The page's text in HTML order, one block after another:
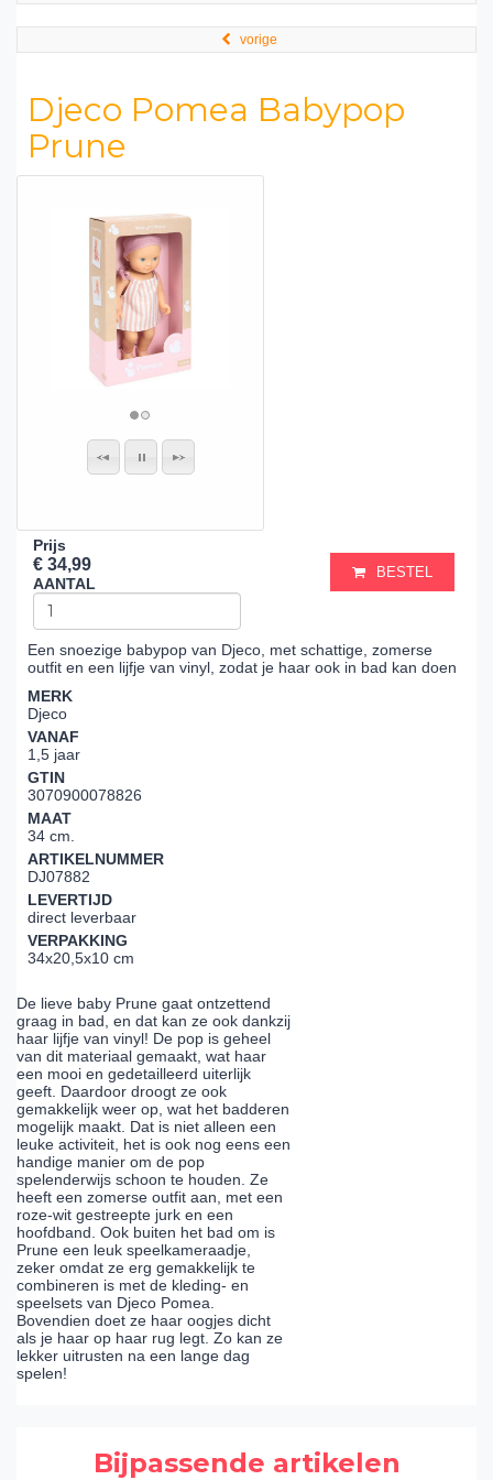
vorige
Djeco Pomea Babypop
Prune
Prijs
€ 34,99
AANTAL
BESTEL
Een snoezige babypop van Djeco, met schattige, zomerse
outfit en een lijfje van vinyl, zodat je haar ook in bad kan doen
MERK
Djeco
VANAF
1,5 jaar
GTIN
3070900078826
MAAT
34 cm.
ARTIKELNUMMER
DJ07882
LEVERTIJD
direct leverbaar
VERPAKKING
34x20,5x10 cm
De lieve baby Prune gaat ontzettend
graag in bad, en dat kan ze ook dankzij
haar lijfje van vinyl! De pop is geheel
van dit materiaal gemaakt, wat haar
een mooi en gedetailleerd uiterlijk
geeft. Daardoor droogt ze ook
gemakkelijk weer op, wat het badderen
mogelijk maakt. Dat is niet alleen een
leuke activiteit, het is ook nog eens een
handige manier om de pop
spelenderwijs schoon te houden. Ze
heeft een zomerse outfit aan, met een
roze-wit gestreepte jurk en een
hoofdband. Ook buiten het bad om is
Prune een leuk speelkameraadje,
zeker omdat ze erg gemakkelijk te
combineren is met de kleding- en
speelsets van Djeco Pomea.
Bovendien doet ze haar oogjes dicht
als je haar op haar rug legt. Zo kan ze
lekker uitrusten na een lange dag
spelen!
Bijpassende artikelen